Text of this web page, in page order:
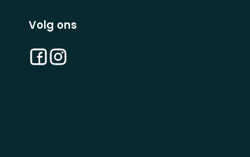
Volg ons
Facebook
Instagram